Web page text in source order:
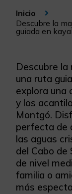
Inicio
Descubre la
guiada en
Descubre la
una ruta
explora una
y los
Montgó.
perfecta de
las aguas
del Cabo de
de nivel
familia o
más